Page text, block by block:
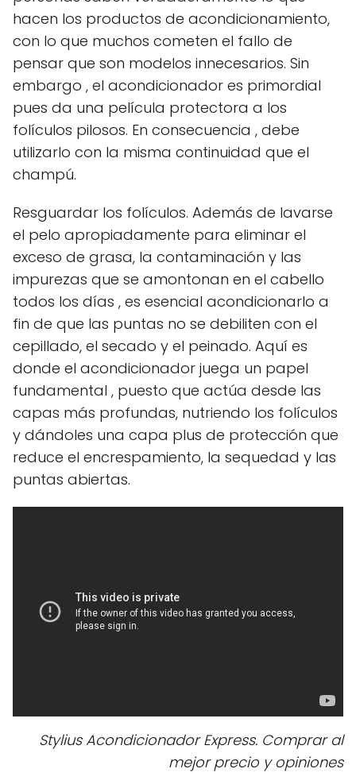
hacen los productos de acondicionamiento,
con lo que muchos cometen el fallo de
pensar que son modelos innecesarios. Sin
embargo , el acondicionador es primordial
pues da una película protectora a los
folículos pilosos. En consecuencia , debe
utilizarlo con la misma continuidad que el
champú.
Resguardar los folículos. Además de lavarse
el pelo apropiadamente para eliminar el
exceso de grasa, la contaminación y las
impurezas que se amontonan en el cabello
todos los días , es esencial acondicionarlo a
fin de que las puntas no se debiliten con el
cepillado, el secado y el peinado. Aquí es
donde el acondicionador juega un papel
fundamental , puesto que actúa desde las
capas más profundas, nutriendo los folículos
y dándoles una capa plus de protección que
reduce el encrespamiento, la sequedad y las
puntas abiertas.
Stylius Acondicionador Express. Comprar al
mejor precio y opiniones